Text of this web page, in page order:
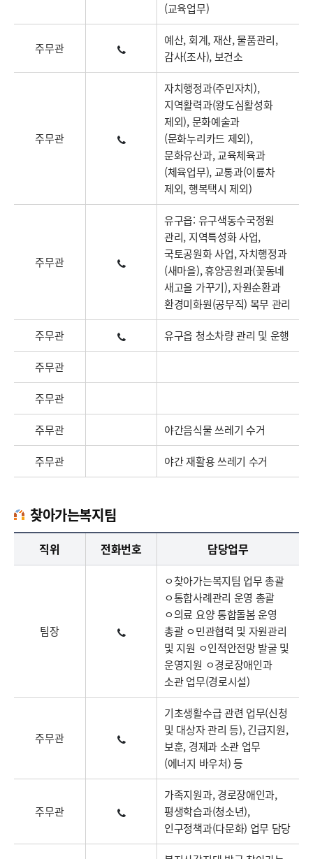
(교육업무)
주무관
예산, 회계, 재산, 물품관리,
감사(조사), 보건소
주무관
자치행정과(주민자치),
지역활력과(왕도심활성화
제외), 문화예술과
(문화누리카드 제외),
문화유산과, 교육체육과
(체육업무), 교통과(이륜차
제외, 행복택시 제외)
주무관
유구읍: 유구색동수국정원
관리, 지역특성화 사업,
국토공원화 사업, 자치행정과
(새마을), 휴양공원과(꽃동네
새고을 가꾸기), 자원순환과
환경미화원(공무직) 복무 관리
주무관 유구읍 청소차량 관리 및 운행
주무관
주무관
주무관 야간음식물 쓰레기 수거
주무관 야간 재활용 쓰레기 수거
찾아가는복지팀
찾아가는복지팀업무담당자의 정보로 직급, 전화번호, 담당업무를 안내하고 있습니다
직위 전화번호 담당업무
팀장
ㅇ찾아가는복지팀 업무 총괄
ㅇ통합사례관리 운영 총괄
ㅇ의료 요양 통합돌봄 운영
총괄 ㅇ민관협력 및 자원관리
및 지원 ㅇ인적안전망 발굴 및
운영지원 ㅇ경로장애인과
소관 업무(경로시설)
주무관
기초생활수급 관련 업무(신청
및 대상자 관리 등), 긴급지원,
보훈, 경제과 소관 업무
(에너지 바우처) 등
주무관
가족지원과, 경로장애인과,
평생학습과(청소년),
인구정책과(다문화) 업무 담당